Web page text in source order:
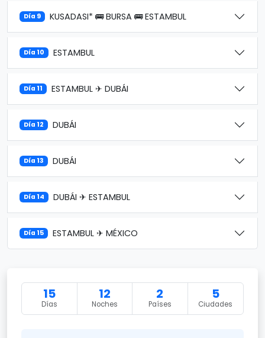
Día 9 KUSADASI* 🚌 BURSA 🚌 ESTAMBUL
Día 10 ESTAMBUL
Día 11 ESTAMBUL ✈ DUBÁI
Día 12 DUBÁI
Día 13 DUBÁI
Día 14 DUBÁI ✈ ESTAMBUL
Día 15 ESTAMBUL ✈ MÉXICO
15
Días
12
Noches
2
Países
5
Ciudades